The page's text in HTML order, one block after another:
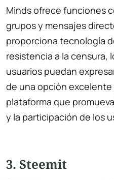
Minds ofrece funciones
grupos y mensajes
proporciona tecnología
resistencia a la censura,
usuarios puedan
de una opción
plataforma que
y la participación de los
3. Steemit